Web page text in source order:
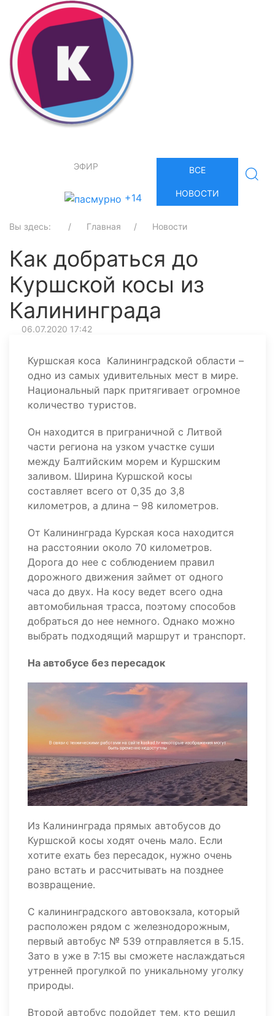
ЭФИР
+14
ВСЕ
НОВОСТИ
Вы здесь: Главная Новости
Как добраться до
Куршской косы из
Калининграда
06.07.2020 17:42
Куршская коса Калининградской области –
одно из самых удивительных мест в мире.
Национальный парк притягивает огромное
количество туристов.
Он находится в приграничной с Литвой
части региона на узком участке суши
между Балтийским морем и Куршским
заливом. Ширина Куршской косы
составляет всего от 0,35 до 3,8
километров, а длина – 98 километров.
От Калининграда Курская коса находится
на расстоянии около 70 километров.
Дорога до нее с соблюдением правил
дорожного движения займет от одного
часа до двух. На косу ведет всего одна
автомобильная трасса, поэтому способов
добраться до нее немного. Однако можно
выбрать подходящий маршрут и транспорт.
На автобусе без пересадок
Из Калининграда прямых автобусов до
Куршской косы ходят очень мало. Если
хотите ехать без пересадок, нужно очень
рано встать и рассчитывать на позднее
возвращение.
С калининградского автовокзала, который
расположен рядом с железнодорожным,
первый автобус № 539 отправляется в 5.15.
Зато в уже в 7:15 вы сможете наслаждаться
утренней прогулкой по уникальному уголку
природы.
Второй автобус подойдет тем, кто решил